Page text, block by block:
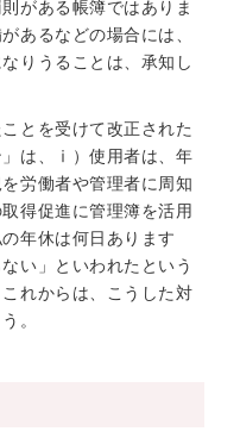
がある帳簿ではありま
あるなどの場合には、
りうることは、承知し
とを受けて改正された
」は、ⅰ）使用者は、年
労働者や管理者に周知
得促進に管理簿を活用
年休は何日あります
い」といわれたという
れからは、こうした対
。